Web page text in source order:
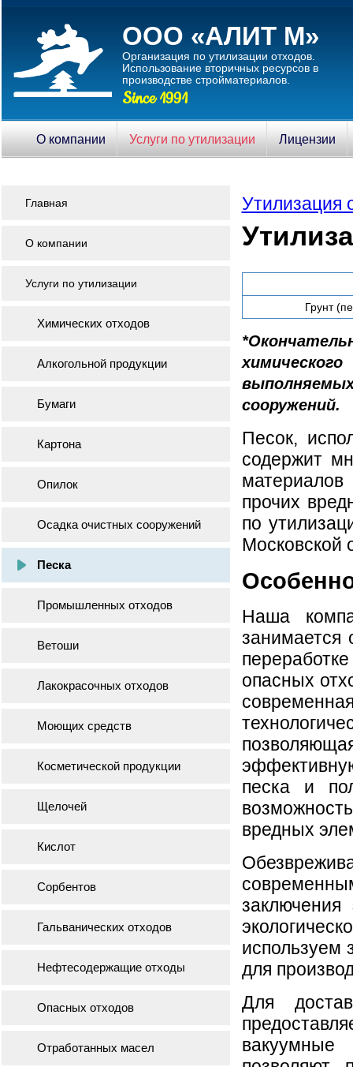
ООО «АЛИТ М»
Организация по утилизации отходов.
Использование вторичныx ресурсов в
производстве стройматериалов.
Since 1991
О компании Услуги по утилизации Лицензии
Утилизация
Грунт
сооружений.
Песок,
содержит
прочих
по
Московской
Наша
занимается
опасных
песка и
вредных
используем
для
Для
Главная
О компании
Услуги по утилизации
Химических отходов
Алкогольной продукции
Бумаги
Картона
Опилок
Осадка очистных сооружений
Песка
Промышленных отходов
Ветоши
Лакокрасочных отходов
Моющих средств
Косметической продукции
Щелочей
Кислот
Сорбентов
Гальванических отходов
Нефтесодержащие отходы
Опасных отходов
Отработанных масел